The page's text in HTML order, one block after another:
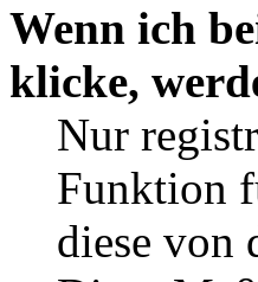
Wenn ich
klicke,
Nur
Funktion
diese von